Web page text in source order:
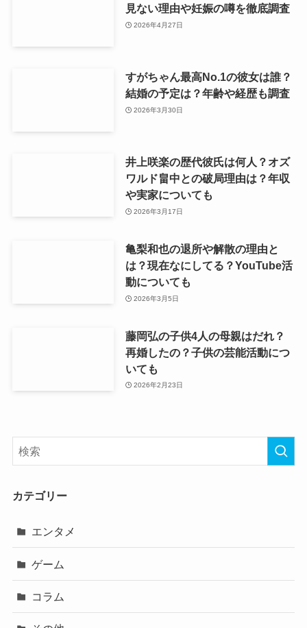
見ない理由や妊娠の噂を徹底調査
2026年4月27日
すがちゃん最高No.1の彼女は誰？
結婚の予定は？年齢や経歴も調査
2026年3月30日
井上咲楽の歴代彼氏は何人？オズ
ワルド畠中との破局理由は？年収
や実家についても
2026年3月17日
亀梨和也の退所や解散の理由と
は？現在なにしてる？YouTube活
動についても
2026年3月5日
藤岡弘の子供4人の母親はだれ？
再婚したの？子供の芸能活動につ
いても
2026年2月23日
カテゴリー
エンタメ
ゲーム
コラム